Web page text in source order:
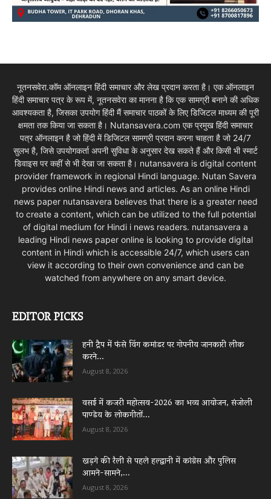
नूतनसवेरा.कॉम ऑनलाइन हिंदी समाचार और लेख प्रदान करता है। एक ऑनलाइन
हिंदी समाचार पत्र के रूप में, नूतनसवेरा का मानना है कि एक सामग्री बनाने की अधिक
आवश्यकता है, जिसका उपयोग हिंदी मैं समाचार पाठकों के लिए डिजिटल माध्यम की पूरी
क्षमता तक किया जा सकता है। Nutansavera.com एक प्रमुख हिंदी समाचार
पत्र ऑनलाइन है जो हिंदी में डिजिटल सामग्री प्रदान करना चाहता है जो 24/7
सुलभ है, जिसे उपयोगकर्ता अपनी सुविधा के अनुसार देख सकते हैं और किसी भी स्मार्ट
डिवाइस पर कहीं से भी देखा जा सकता है। nutansavera is digital content
provider framework in regional Hindi language. Nutan Savera
provides online Hindi news and articles. As an online Hindi
news paper nutansavera believes that there is a greater need
to create a content, which can be utilized to the full potential
of digital medium for Hindi i news readers. nutansavera a
leading Hindi news paper online is looking to provide digital
content in Hindi which is accessible 24/7, which users can
view it according to their own convenience and can be
watched from anywhere on any smart device.
EDITOR PICKS
हनी ट्रैप में फंसे विंग कमांडर पर गोपनीय जानकारी लीक
करने...
August 8, 2026
वसई में कजरी महोत्सव-2026 का भव्य आयोजन, संजोली
पाण्डेय के लोकगीतों...
August 8, 2026
खड़गे की रैली से पहले हल्द्वानी में कांग्रेस और पुलिस
आमने-सामने,...
August 8, 2026